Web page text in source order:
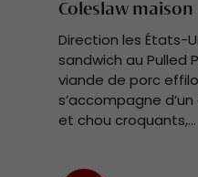
Coleslaw maison
Direction les États-
sandwich au Pulled
viande de porc
s’accompagne
et chou croquants,...